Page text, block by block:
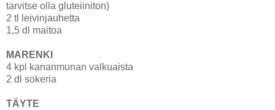
tarvitse olla gluteiiniton)
2 tl leivinjauhetta
1,5 dl maitoa
MARENKI
4 kpl kananmunan valkuaista
2 dl sokeria
TÄYTE